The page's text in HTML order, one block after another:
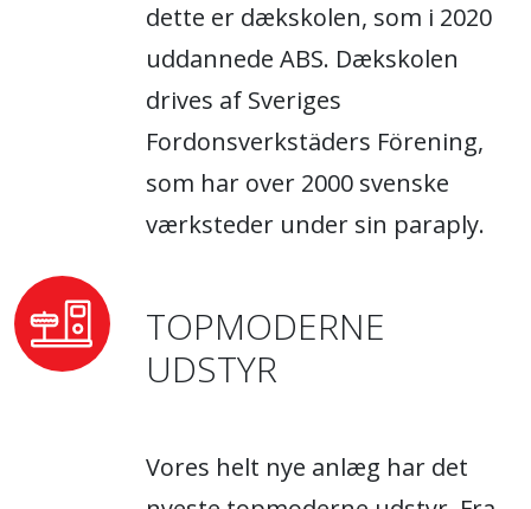
dette er dækskolen, som i 2020
uddannede ABS. Dækskolen
drives af Sveriges
Fordonsverkstäders Förening,
som har over 2000 svenske
værksteder under sin paraply.
TOPMODERNE
UDSTYR
Vores helt nye anlæg har det